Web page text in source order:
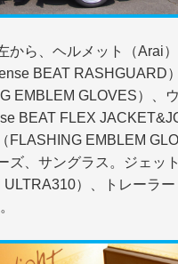
から、ヘルメット（Arai
BEAT RASHGUARD
EMBLEM GLOVES）、
BEAT FLEX
FLASHING EMBLEM
ズ、サングラス。ジェッ
ULTRA310）、トレーラ